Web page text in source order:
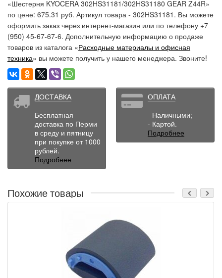
«Шестерня KYOCERA 302HS31181/302HS31180 GEAR Z44R»
по цене: 675.31 руб. Артикул товара - 302HS31181. Вы можете
оформить заказ через интернет-магазин или по телефону +7
(950) 45-67-67-6. Дополнительную информацию о продаже
товаров из каталога «Расходные материалы и офисная
техника» вы можете получить у нашего менеджера. Звоните!
ДОСТАВКА
Бесплатная
доставка по Перми
в среду и пятницу
при покупке от 1000
рублей.
Подробнее
ОПЛАТА
- Наличными;
- Картой.
Подробнее
Похожие товары